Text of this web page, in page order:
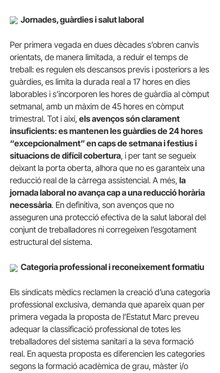
Jornades, guàrdies i salut laboral
Per primera vegada en dues dècades s’obren canvis
orientats, de manera limitada, a reduir el temps de
treball: es regulen els descansos previs i posteriors a les
guàrdies, es limita la durada real a 17 hores en dies
laborables i s’incorporen les hores de guàrdia al còmput
setmanal, amb un màxim de 45 hores en còmput
trimestral. Tot i així, els avenços són clarament
insuficients: es mantenen les guàrdies de 24 hores
“excepcionalment” en caps de setmana i festius i
situacions de difícil cobertura, i per tant se segueix
deixant la porta oberta, alhora que no es garanteix una
reducció real de la càrrega assistencial. A més, la
jornada laboral no avança cap a una reducció horària
necessària. En definitiva, son avenços que no
asseguren una protecció efectiva de la salut laboral del
conjunt de treballadores ni corregeixen l’esgotament
estructural del sistema.
Categoria professional i reconeixement formatiu
Els sindicats mèdics reclamen la creació d’una categoria
professional exclusiva, demanda que apareix quan per
primera vegada la proposta de l’Estatut Marc preveu
adequar la classificació professional de totes les
treballadores del sistema sanitari a la seva formació
real. En aquesta proposta es diferencien les categories
segons la formació acadèmica de grau, màster i/o